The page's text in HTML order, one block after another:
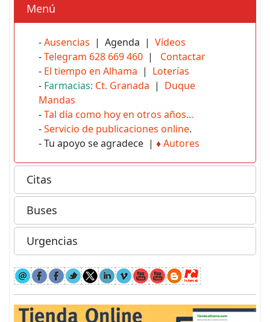
Menú
-Ausencias | Agenda | Vídeos
-Telegram 628 669 460 | Contactar
- El tiempo en Alhama | Loterías
- Farmacias: Ct. Granada | Duque
Mandas
-Tal día como hoy en otros años...
-Servicio de publicaciones online.
- Tu apoyo se agradece | ♦Autores
Citas
Buses
Urgencias